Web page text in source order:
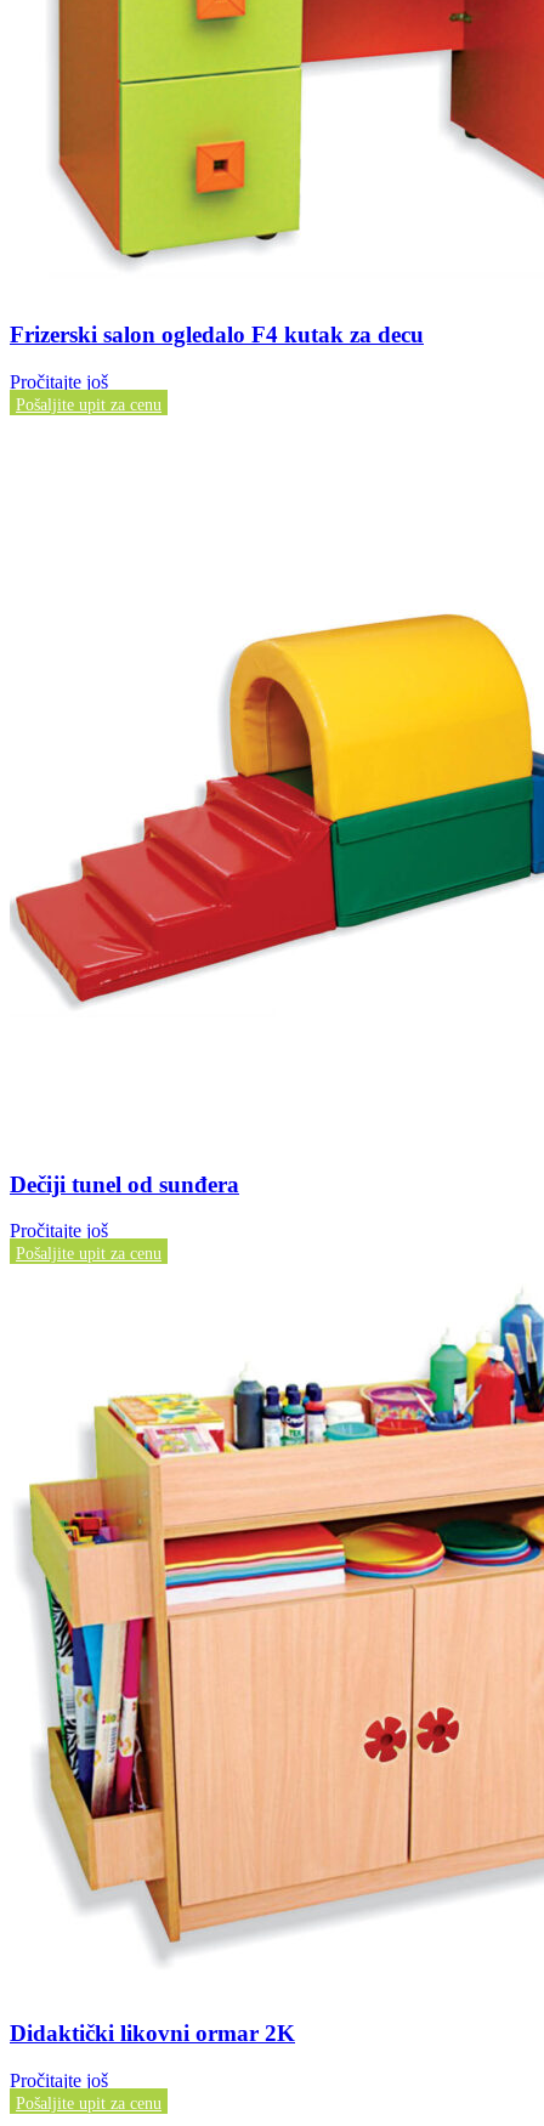
Frizerski salon ogledalo F4 kutak za decu
Pročitajte još
Pošaljite upit za cenu
Dečiji tunel od sunđera
Pročitajte još
Pošaljite upit za cenu
Didaktički likovni ormar 2K
Pročitajte još
Pošaljite upit za cenu